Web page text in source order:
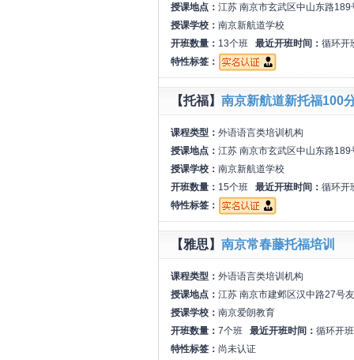
授课地点： 江苏 南京市玄武区中山东路
授课学校： 南京新航道学校
开班数量： 13个班 最近开班时间： 循环开
特性标签：
【托福】 南京新航道新托福100
课程类型： 外语语言类培训机构
授课地点： 江苏 南京市玄武区中山东路
授课学校： 南京新航道学校
开班数量： 15个班 最近开班时间： 循环开
特性标签：
【雅思】 南京常春藤托福培训
课程类型： 外语语言类培训机构
授课地点： 江苏 南京市建邺区汉中路27号
授课学校： 南京爱朗教育
开班数量： 7个班 最近开班时间： 循环开班
特性标签： 尚未认证